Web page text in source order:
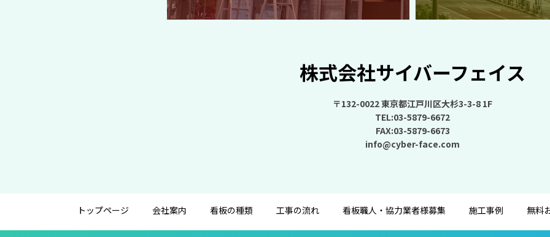
株式会社サイバーフェイス
〒132-0022 東京都江戸川区大杉3-3-8 1F
TEL:03-5879-6672
FAX:03-5879-6673
info@cyber-face.com
トップページ 会社案内 看板の種類 工事の流れ 看板職人・協力業者様募集 施工事例 無料